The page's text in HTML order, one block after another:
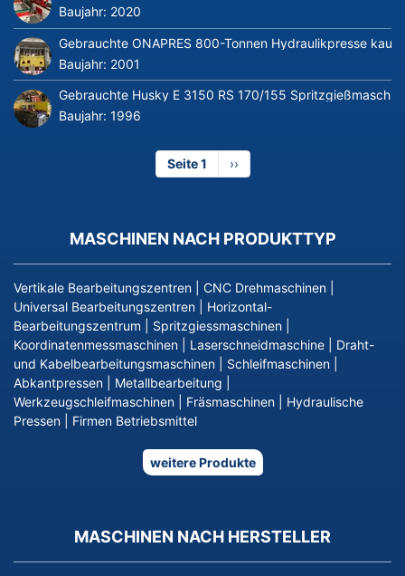
Baujahr: 2020
Gebrauchte ONAPRES 800-Tonnen Hydraulikpresse
Baujahr: 2001
Gebrauchte Husky E 3150 RS 170/155
Baujahr: 1996
Seite 1
Nächste
Seite
››
MASCHINEN NACH PRODUKTTYP
Vertikale Bearbeitungszentren CNC Drehmaschinen
Universal Bearbeitungszentren
Horizontal-
Bearbeitungszentrum
Spritzgiessmaschinen
Koordinatenmessmaschinen
Laserschneidmaschine
Draht-
und Kabelbearbeitungsmaschinen
Schleifmaschinen
Abkantpressen
Metallbearbeitung
Werkzeugschleifmaschinen
Fräsmaschinen
Hydraulische
Pressen
Firmen Betriebsmittel
weitere Produkte
MASCHINEN NACH HERSTELLER